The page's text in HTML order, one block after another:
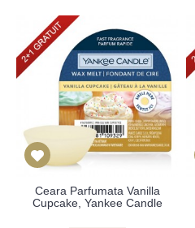
Ceara Parfumata Vanilla
Cupcake, Yankee Candle